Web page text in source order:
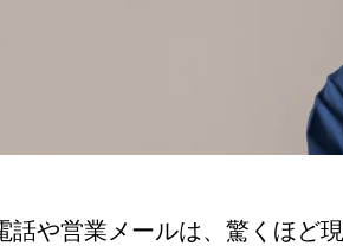
話や営業メールは、驚くほど